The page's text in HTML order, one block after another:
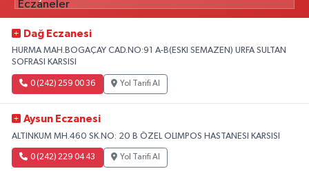
Dağ Eczanesi
HURMA MAH.BOGAÇAY CAD.NO:91 A-B(ESKI SEMAZEN) URFA SULTAN
SOFRASI KARSISI
0 (242) 259 00 36 Yol Tarifi Al
Aysun Eczanesi
ALTINKUM MH.460 SK.NO: 20 B ÖZEL OLIMPOS HASTANESI KARSISI
0 (242) 229 04 43 Yol Tarifi Al